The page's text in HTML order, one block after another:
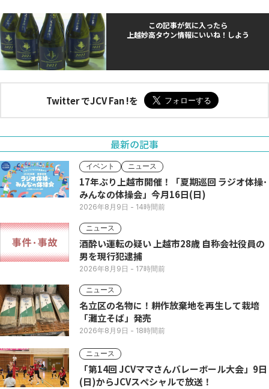
この記事が気に入ったら
上越妙高タウン情報にいいね！しよう
Twitter でJCV Fan !を
最新の記事
イベント ニュース
17年ぶり上越市開催！「夏期巡回 ラジオ体操･
みんなの体操会」今月16日(日)
2026年8月9日 - 14時間前
ニュース
酒酔い運転の疑い 上越市28歳 自称会社役員の
男を現行犯逮捕
2026年8月9日 - 17時間前
ニュース
名立区の名物に！耕作放棄地を再生して栽培
「灘立そば」発売
2026年8月9日 - 18時間前
ニュース
「第14回 JCVママさんバレーボール大会」9日
(日)からJCVスペシャルで放送！